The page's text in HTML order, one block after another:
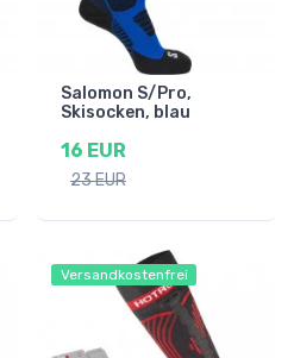
Salomon S/Pro,
Skisocken, blau
16 EUR
23 EUR
Versandkostenfrei